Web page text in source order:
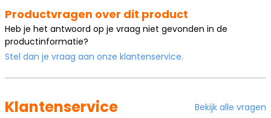
Productvragen over dit product
Heb je het antwoord op je vraag niet gevonden in de
productinformatie?
Stel dan je vraag aan onze klantenservice.
Klantenservice Bekijk alle vragen